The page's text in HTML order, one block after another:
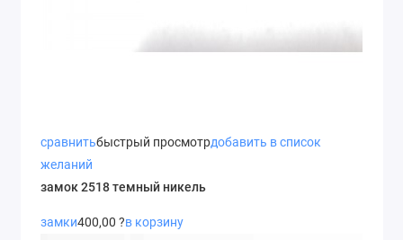
сравнитьбыстрый просмотрдобавить в список
желаний
замок 2518 темный никель
замки400,00 ?в корзину